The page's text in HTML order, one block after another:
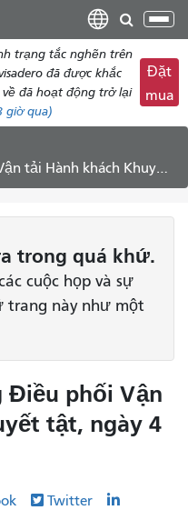
trạng tắc nghẽn trên
đã được khắc
về đã hoạt động trở lại
giờ qua)
Đặt
mua
tật, ngày 4 tháng 10 năm 2023
trong quá khứ.
cuộc họp và sự
trang này như một
Điều phối Vận
tật, ngày 4
Twitter